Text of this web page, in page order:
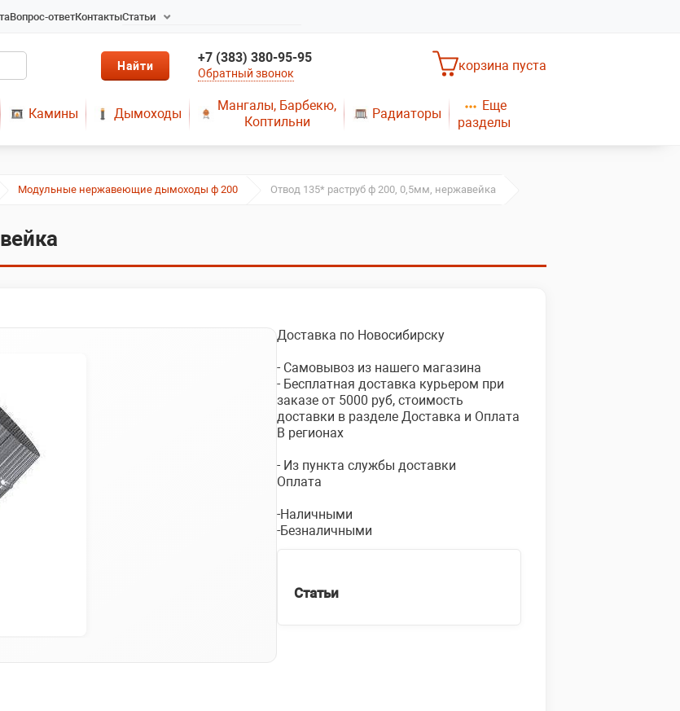
Вопрос-ответКонтактыСтатьи
Радиаторы отопления в
Новосибирске
Твердотопливные котлы
длительного горения
Металопластик
+7 (383) 380-95-95
Обратный звонок
корзина пуста
Камины Дымоходы
Мангалы, Барбекю,
Коптильни
Радиаторы
Еще
разделы
Плиты газовые
Модульные нержавеющие дымоходы ф 200 Отвод 135* раструб ф 200, 0,5мм, нержавейка
Доставка по Новосибирску
- Самовывоз из нашего магазина
- Бесплатная доставка курьером при
заказе от 5000 руб, стоимость
доставки в разделе Доставка и Оплата
В регионах
- Из пункта службы доставки
Оплата
-Наличными
-Безналичными
Статьи